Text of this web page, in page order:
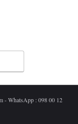
- WhatsApp : 098 00 12